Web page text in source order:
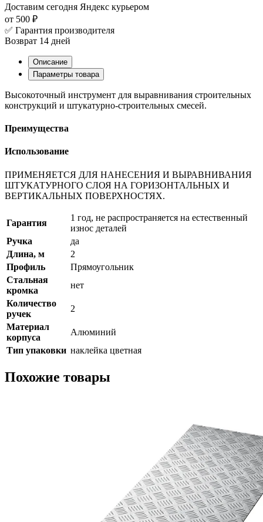
Доставим сегодня Яндекс курьером
от 500 ₽
✅ Гарантия производителя
Возврат 14 дней
Описание
Параметры товара
Высокоточный инструмент для выравнивания строительных
конструкций и штукатурно-строительных смесей.
Преимущества
Использование
ПРИМЕНЯЕТСЯ ДЛЯ НАНЕСЕНИЯ И ВЫРАВНИВАНИЯ
ШТУКАТУРНОГО СЛОЯ НА ГОРИЗОНТАЛЬНЫХ И
ВЕРТИКАЛЬНЫХ ПОВЕРХНОСТЯХ.
Гарантия
1 год, не распространяется на естественный
износ деталей
Ручка
да
Длина, м
2
Профиль
Прямоугольник
Стальная
кромка
нет
Количество
ручек
2
Материал
корпуса
Алюминий
Тип упаковки наклейка цветная
Похожие товары